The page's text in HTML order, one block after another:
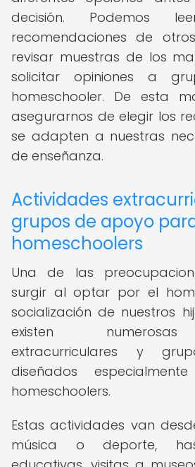
decisión. Podemos
recomendaciones de
revisar muestras de los
solicitar opiniones a
homeschooler. De esta
asegurarnos de elegir los
se adapten a nuestras
de enseñanza.
Actividades
grupos de apoyo
homeschoolers
Una de las
surgir al optar por el
socialización de nuestros
existen
extracurriculares y
diseñados
homeschoolers.
Estas actividades van
música o deporte,